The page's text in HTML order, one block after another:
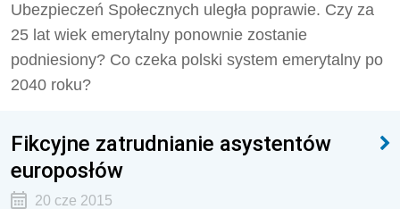
Ubezpieczeń Społecznych uległa poprawie. Czy za
25 lat wiek emerytalny ponownie zostanie
podniesiony? Co czeka polski system emerytalny po
2040 roku?
Fikcyjne zatrudnianie asystentów
europosłów
20 cze 2015